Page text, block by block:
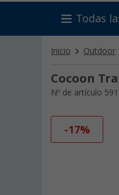
Todas
Inicio Outdoor
Cocoon
Nº de artículo
-17%